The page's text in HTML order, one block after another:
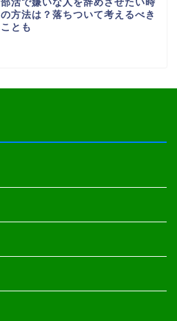
部活で嫌いな人を辞めさせたい時
の方法は？落ちついて考えるべき
ことも